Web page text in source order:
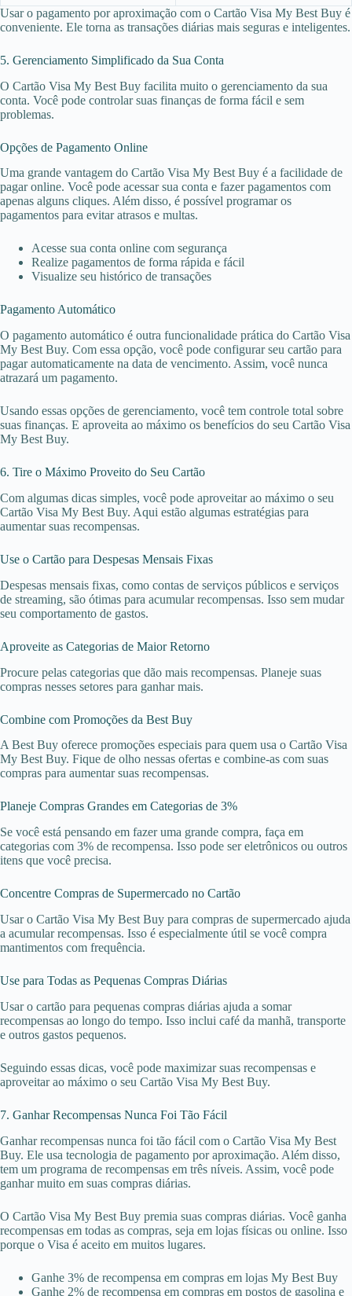
Usar o pagamento por aproximação com o Cartão Visa My Best Buy é
conveniente. Ele torna as transações diárias mais seguras e inteligentes.
5. Gerenciamento Simplificado da Sua Conta
O Cartão Visa My Best Buy facilita muito o gerenciamento da sua
conta. Você pode controlar suas finanças de forma fácil e sem
problemas.
Opções de Pagamento Online
Uma grande vantagem do Cartão Visa My Best Buy é a facilidade de
pagar online. Você pode acessar sua conta e fazer pagamentos com
apenas alguns cliques. Além disso, é possível programar os
pagamentos para evitar atrasos e multas.
Acesse sua conta online com segurança
Realize pagamentos de forma rápida e fácil
Visualize seu histórico de transações
Pagamento Automático
O pagamento automático é outra funcionalidade prática do Cartão Visa
My Best Buy. Com essa opção, você pode configurar seu cartão para
pagar automaticamente na data de vencimento. Assim, você nunca
atrazará um pagamento.
Usando essas opções de gerenciamento, você tem controle total sobre
suas finanças. E aproveita ao máximo os benefícios do seu Cartão Visa
My Best Buy.
6. Tire o Máximo Proveito do Seu Cartão
Com algumas dicas simples, você pode aproveitar ao máximo o seu
Cartão Visa My Best Buy. Aqui estão algumas estratégias para
aumentar suas recompensas.
Use o Cartão para Despesas Mensais Fixas
Despesas mensais fixas, como contas de serviços públicos e serviços
de streaming, são ótimas para acumular recompensas. Isso sem mudar
seu comportamento de gastos.
Aproveite as Categorias de Maior Retorno
Procure pelas categorias que dão mais recompensas. Planeje suas
compras nesses setores para ganhar mais.
Combine com Promoções da Best Buy
A Best Buy oferece promoções especiais para quem usa o Cartão Visa
My Best Buy. Fique de olho nessas ofertas e combine-as com suas
compras para aumentar suas recompensas.
Planeje Compras Grandes em Categorias de 3%
Se você está pensando em fazer uma grande compra, faça em
categorias com 3% de recompensa. Isso pode ser eletrônicos ou outros
itens que você precisa.
Concentre Compras de Supermercado no Cartão
Usar o Cartão Visa My Best Buy para compras de supermercado ajuda
a acumular recompensas. Isso é especialmente útil se você compra
mantimentos com frequência.
Use para Todas as Pequenas Compras Diárias
Usar o cartão para pequenas compras diárias ajuda a somar
recompensas ao longo do tempo. Isso inclui café da manhã, transporte
e outros gastos pequenos.
Seguindo essas dicas, você pode maximizar suas recompensas e
aproveitar ao máximo o seu Cartão Visa My Best Buy.
7. Ganhar Recompensas Nunca Foi Tão Fácil
Ganhar recompensas nunca foi tão fácil com o Cartão Visa My Best
Buy. Ele usa tecnologia de pagamento por aproximação. Além disso,
tem um programa de recompensas em três níveis. Assim, você pode
ganhar muito em suas compras diárias.
O Cartão Visa My Best Buy premia suas compras diárias. Você ganha
recompensas em todas as compras, seja em lojas físicas ou online. Isso
porque o Visa é aceito em muitos lugares.
Ganhe 3% de recompensa em compras em lojas My Best Buy
Ganhe 2% de recompensa em compras em postos de gasolina e